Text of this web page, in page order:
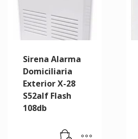
Sirena Alarma
Domiciliaria
Exterior X-28
S52alf Flash
108db